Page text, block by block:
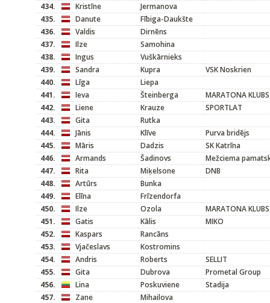
434.
Kristīne
Jermanova
435.
Danute
Fībiga-Daukšte
436.
Valdis
Dirnēns
437.
Ilze
Samohina
438.
Ingus
Vuškārnieks
439.
Sandra Kupra
VSK Noskrien
440.
Līga
Liepa
441.
Ieva Šteinberga
MARATONA KLUBS
442.
Liene Krauze
SPORTLAT
443.
Gita
Rutka
444.
Jānis Klīve
Purva bridējs
445.
Māris Dadzis
SK Katrīna
446.
Armands Šadinovs
Mežciema
447.
Rita Miķelsone
DNB
448.
Artūrs
Bunka
449.
Elīna
Frīzendorfa
450.
Ilze Ozola
MARATONA KLUBS
451.
Gatis Kālis
MIKO
452.
Kaspars
Rancāns
453.
Vjačeslavs
Kostromins
454.
Andris Roberts
SELLIT
455.
Gita Dubrova
Prometal Group
456.
Lina Poskuviene
Stadija
457.
Zane
Mihailova